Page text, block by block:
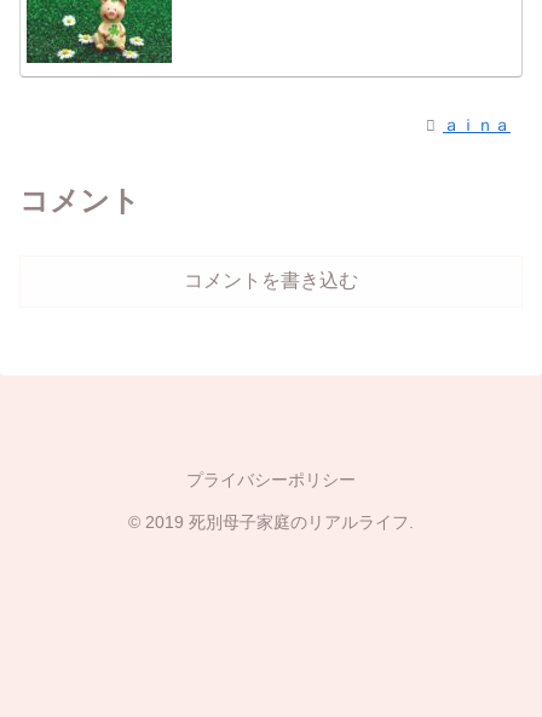
ａｉｎａ
コメント
コメントを書き込む
プライバシーポリシー
© 2019 死別母子家庭のリアルライフ.